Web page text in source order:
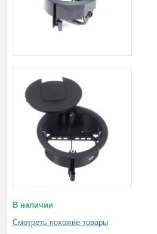
В наличии
Смотреть похожие товары